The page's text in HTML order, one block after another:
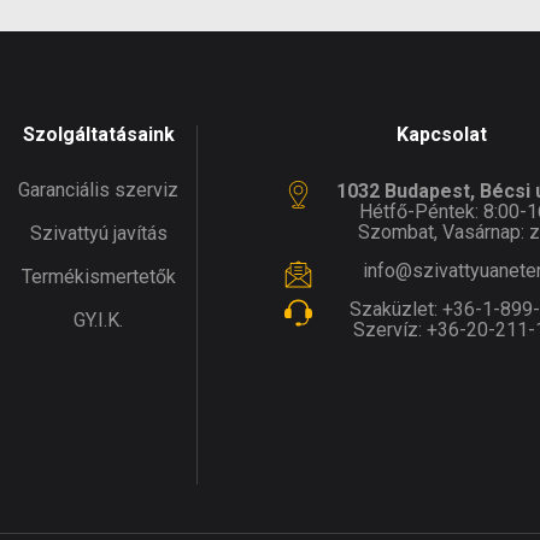
Szolgáltatásaink
Garanciális szerviz
Szivattyú javítás
Termékismertetők
GY.I.K.
Kapcsolat
1032 Budapest, Bécsi
Hétfő-Péntek: 8:00-
Szombat, Vasárnap:
Szaküzlet: +36-1-
Szervíz: +36-20-211-